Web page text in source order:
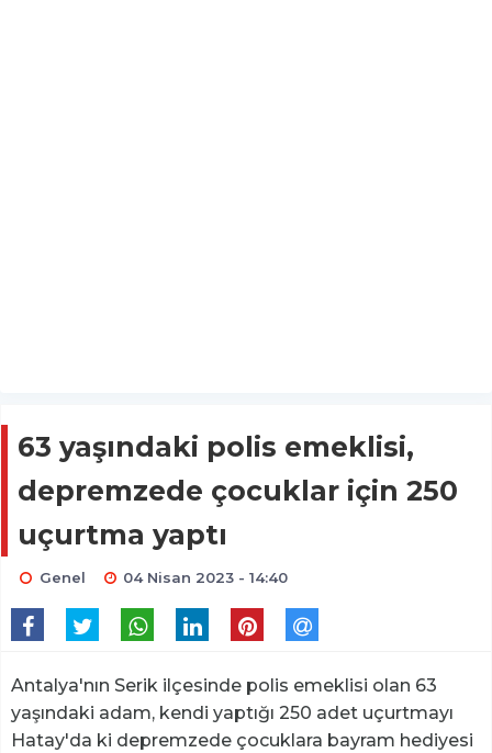
63 yaşındaki polis emeklisi,
depremzede çocuklar için 250
uçurtma yaptı
Genel 04 Nisan 2023 - 14:40
Antalya'nın Serik ilçesinde polis emeklisi olan 63
yaşındaki adam, kendi yaptığı 250 adet uçurtmayı
Hatay'da ki depremzede çocuklara bayram hediyesi